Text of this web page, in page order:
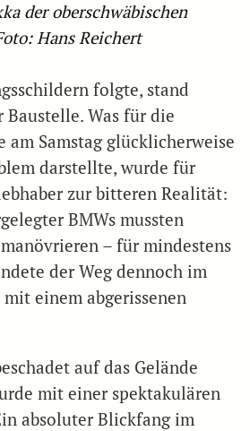
der oberschwäbischen
Hans Reichert
folgte, stand
Was für die
am Samstag glücklicherweise
darstellte, wurde für
zur bitteren Realität:
BMWs mussten
– für mindestens
der Weg dennoch im
einem abgerissenen
auf das Gelände
mit einer spektakulären
absoluter Blickfang im